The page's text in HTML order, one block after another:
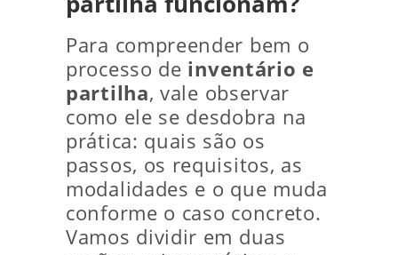
Para compreender bem o
processo de inventário e
partilha, vale observar
como ele se desdobra na
prática: quais são os
passos, os requisitos, as
modalidades e o que muda
conforme o caso concreto.
Vamos dividir em duas